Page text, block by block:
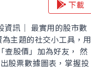
下載
訊｜ 最實用的股市數
主題的社交小工具，用
查股價」加為好友， 然
股票數據圖表，掌握投